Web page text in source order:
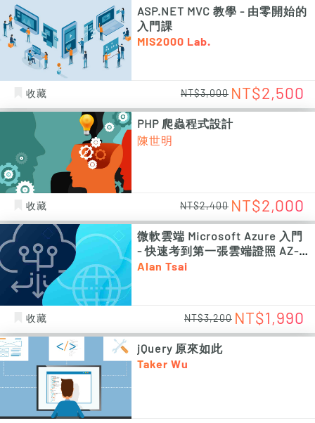
ASP.NET MVC 教學 - 由零開始的
入門課
MIS2000 Lab.
收藏 NT$3,000 NT$2,500
PHP 爬蟲程式設計
陳世明
收藏 NT$2,400 NT$2,000
微軟雲端 Microsoft Azure 入門
- 快速考到第一張雲端證照 AZ-
900
Alan Tsai
收藏 NT$3,200 NT$1,990
jQuery 原來如此
Taker Wu